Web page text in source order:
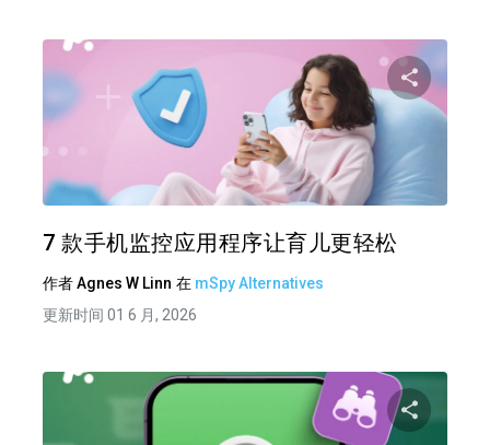
分
7 款手机监控应用程序让育儿更轻松
作者Agnes W Linn 在 mSpy Alternatives
更新时间 01 6 月, 2026